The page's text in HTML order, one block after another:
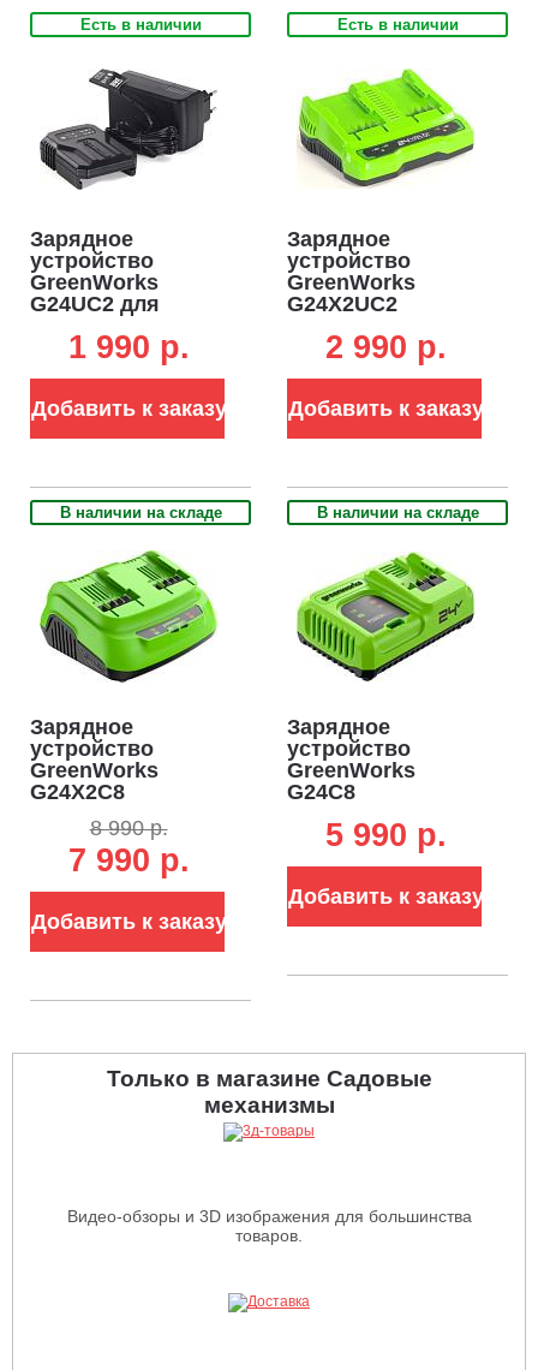
Есть в наличии
Зарядное
устройство
GreenWorks
G24UC2 для
24В (2 А)
1 990 p.
Добавить к заказу
Есть в наличии
Зарядное
устройство
GreenWorks
G24X2UC2
аккумуляторов
2 990 p.
Добавить к заказу
В наличии на складе
Зарядное
устройство
GreenWorks
G24X2C8
зарядки двойное
аккумуляторов
24В (8А / 2х4А)
8 990 р.
7 990 р.
Добавить к заказу
В наличии на складе
Зарядное
устройство
GreenWorks
G24C8
зарядки для
аккумуляторов
5 990 p.
Добавить к заказу
Только в магазине Садовые
механизмы
Видео-обзоры и 3D изображения для большинства
товаров.